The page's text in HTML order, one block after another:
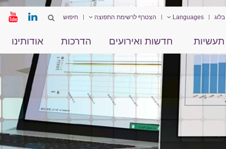
בלוג Languages הצטרף לרשימת התפוצה
תעשיות חדשות ואירועים הדרכות אודותינו